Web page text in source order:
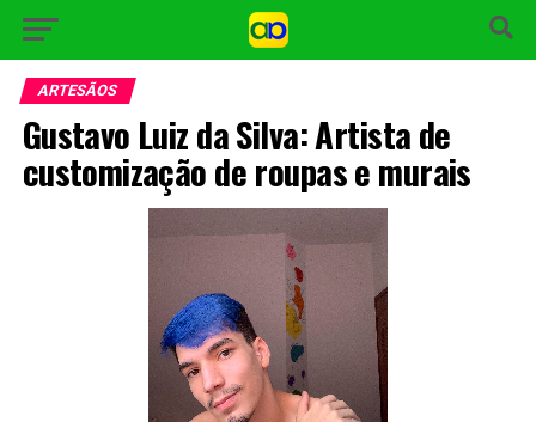
ARTESÃOS
Gustavo Luiz da Silva: Artista de
customização de roupas e murais